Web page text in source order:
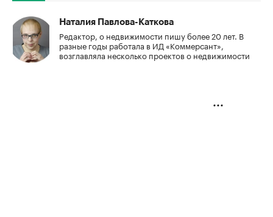
Наталия Павлова-Каткова
Редактор, о недвижимости пишу более 20 лет. В
разные годы работала в ИД «Коммерсант»,
возглавляла несколько проектов о недвижимости